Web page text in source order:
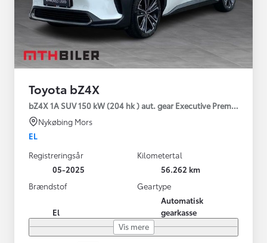
Toyota bZ4X
bZ4X 1A SUV 150 kW (204 hk ) aut. gear Executive Premium
Nykøbing Mors
EL
Registreringsår
05-2025
Kilometertal
56.262 km
Brændstof
El
Geartype
Automatisk
gearkasse
Vis mere